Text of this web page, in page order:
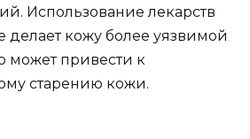
Использование лекарств
делает кожу более уязвимой
может привести к
старению кожи.